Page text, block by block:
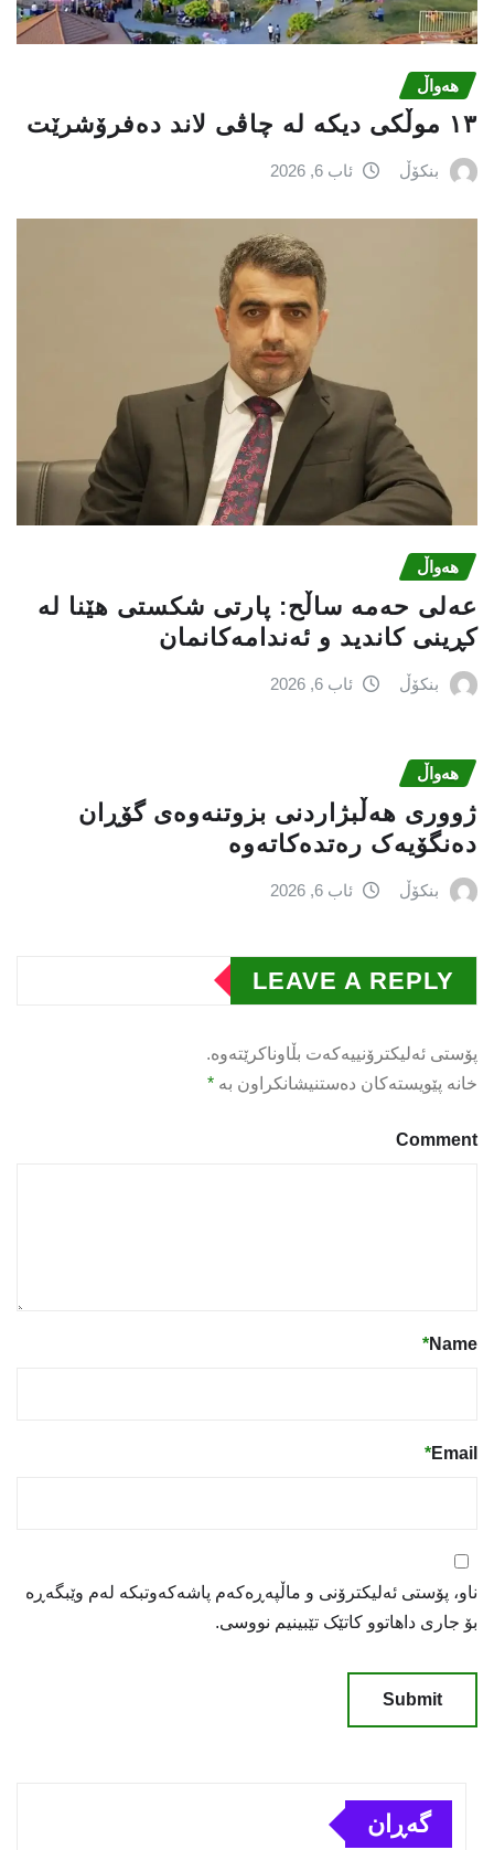
هەواڵ
١٣ موڵکی دیکە لە چاڤی لاند دەفرۆشرێت
بنکۆڵ ئاب 6, 2026
هەواڵ
عه‌لی‌ حه‌مه‌ ساڵح: پارتی‌ شكستی‌ هێنا له‌
كڕینی‌ كاندید و ئه‌ندامه‌كانمان
بنکۆڵ ئاب 6, 2026
هەواڵ
ژووری هەڵبژاردنی بزوتنەوەى گۆڕان
دەنگۆیەک رەتدەکاتەوە
بنکۆڵ ئاب 6, 2026
LEAVE A REPLY
پۆستی ئەلیکترۆنییەکەت بڵاوناکرێتەوە.
خانە پێویستەکان دەستنیشانکراون بە *
Comment
Name
*
Email
*
ناو، پۆستی ئەلیکترۆنی و ماڵپەڕەکەم پاشەکەوتبکە لەم وێبگەڕە
بۆ جاری داهاتوو کاتێک تێبینیم نووسی.
گەڕان